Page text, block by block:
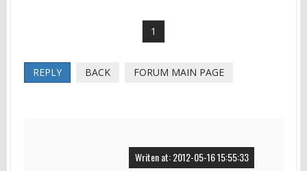
1
REPLY BACK FORUM MAIN PAGE
Writen at: 2012-05-16 15:55:33